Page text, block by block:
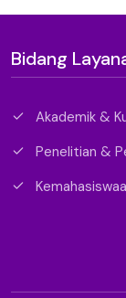
Bidang
Akademik &
Penelitian &